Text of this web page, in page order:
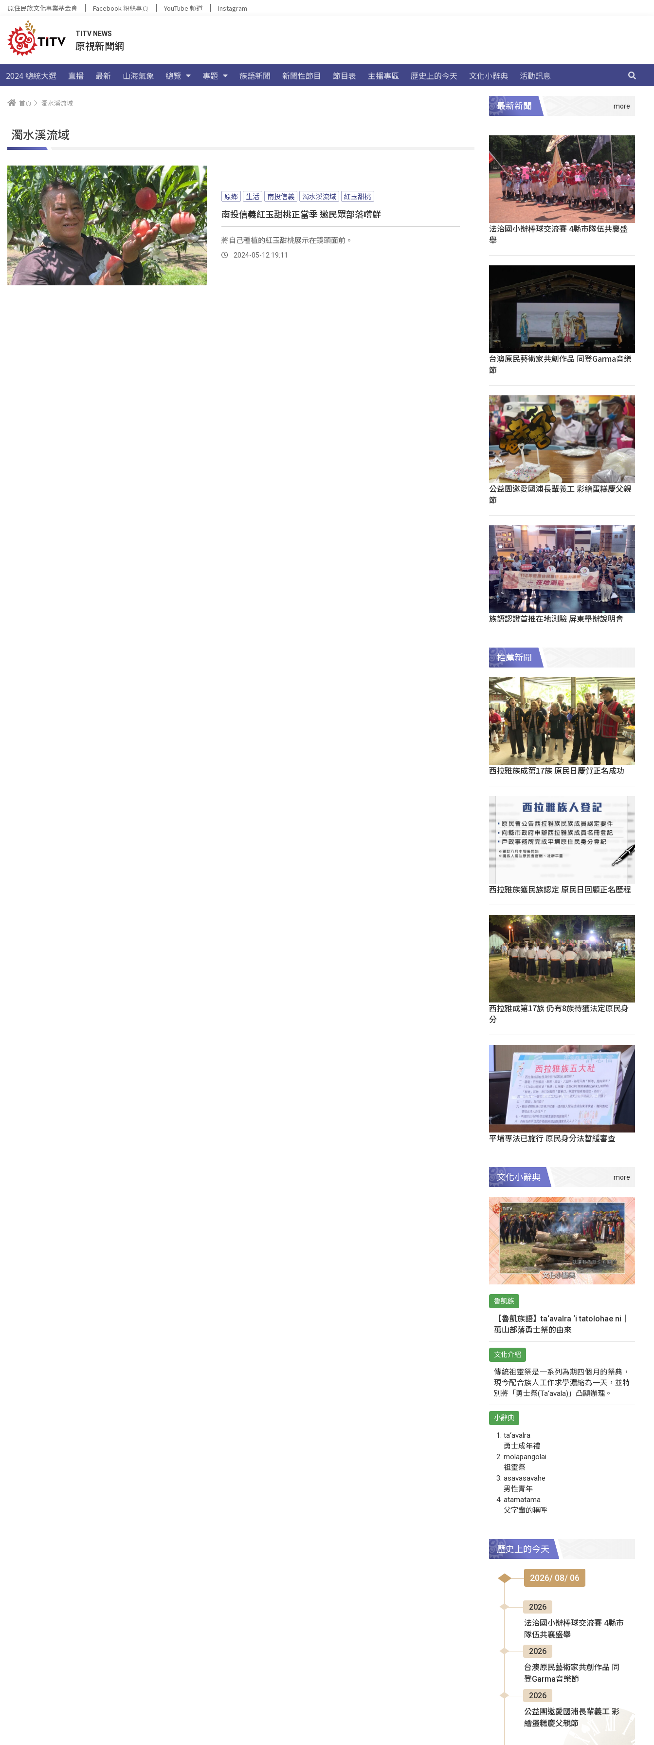
原住民族文化事業基金會 Facebook 粉絲專頁 YouTube 頻道 Instagram
TITV NEWS
原視新聞網
2024 總統大選 直播 最新 山海氣象 總覽 專題 族語新聞 新聞性節目 節目表 主播專區 歷史上的今天 文化小辭典 活動訊息
首頁 濁水溪流域
濁水溪流域
原鄉 生活 南投信義 濁水溪流域 紅玉甜桃
南投信義紅玉甜桃正當季 邀民眾部落嚐鮮
將自己種植的紅玉甜桃展示在鏡頭面前。
2024-05-12 19:11
最新新聞
法治國小辦棒球交流賽 4縣市隊伍共襄盛
舉
台澳原民藝術家共創作品 同登Garma音樂
節
公益團邀愛國浦長輩義工 彩繪蛋糕慶父親
節
族語認證首推在地測驗 屏東舉辦說明會
推薦新聞
西拉雅族成第17族 原民日慶賀正名成功
西拉雅族獲民族認定 原民日回顧正名歷程
西拉雅成第17族 仍有8族待獲法定原民身
分
平埔專法已施行 原民身分法暫緩審查
文化小辭典
魯凱族
【魯凱族語】ta‘avalra ‘i tatolohae ni｜
萬山部落勇士祭的由來
文化介紹
傳統祖靈祭是一系列為期四個月的祭典，
現今配合族人工作求學濃縮為一天，並特
別將「勇士祭(Ta‘avala)」凸顯辦理。
小辭典
ta‘avalra
勇士成年禮
molapangolai
祖靈祭
asavasavahe
男性青年
atamatama
父字輩的稱呼
歷史上的今天
2026/ 08/ 06
2026
法治國小辦棒球交流賽 4縣市
隊伍共襄盛舉
2026
台澳原民藝術家共創作品 同
登Garma音樂節
2026
公益團邀愛國浦長輩義工 彩
繪蛋糕慶父親節